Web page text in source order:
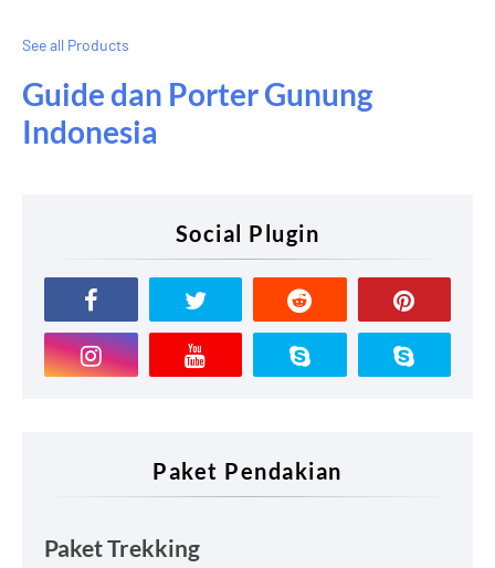
See all Products
Guide dan Porter Gunung
Indonesia
Social Plugin
Paket Pendakian
Paket Trekking